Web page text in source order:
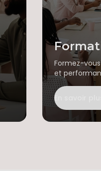
Formez-
et
En savoir plus